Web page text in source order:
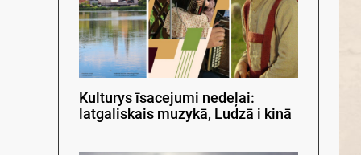
Kulturys īsacejumi nedeļai:
latgaliskais muzykā, Ludzā i kinā